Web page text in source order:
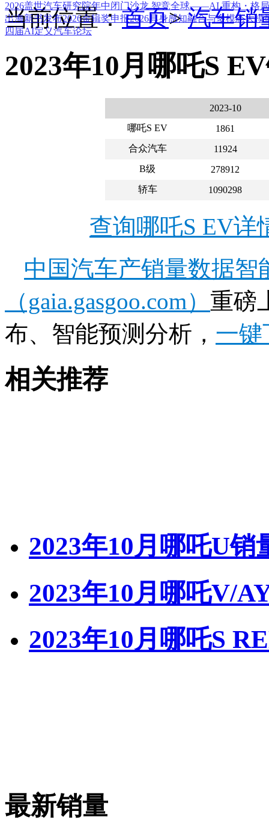
2026盖世汽车研究院年中闭门沙龙 智竞全球——AI 重构・格
出海新书发布2026金辑奖申报2026具身感知融合与多模态大模
四届AI定义汽车论坛
当前位置：首页>汽车销
2023年10月哪吒S
2023-10
哪吒S EV
1861
合众汽车
11924
B级
278912
轿车
1090298
查询哪吒S EV详
中国汽车产销量数据
（gaia.gasgoo.com） 重磅
布、智能预测分析， 一键
相关推荐
2023年10月哪吒U销
2023年10月哪吒V/
2023年10月哪吒S
最新销量